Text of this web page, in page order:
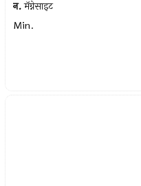
न. मॅग्नेसाइट
Min.